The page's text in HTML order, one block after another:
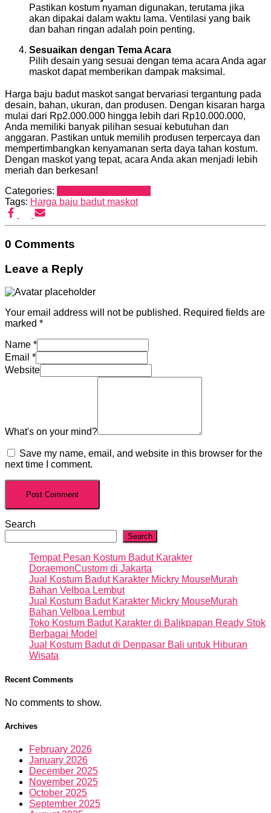
Pastikan kostum nyaman digunakan, terutama jika
akan dipakai dalam waktu lama. Ventilasi yang baik
dan bahan ringan adalah poin penting.
Sesuaikan dengan Tema Acara
Pilih desain yang sesuai dengan tema acara Anda agar
maskot dapat memberikan dampak maksimal.
Harga baju badut maskot sangat bervariasi tergantung pada
desain, bahan, ukuran, dan produsen. Dengan kisaran harga
mulai dari Rp2.000.000 hingga lebih dari Rp10.000.000,
Anda memiliki banyak pilihan sesuai kebutuhan dan
anggaran. Pastikan untuk memilih produsen terpercaya dan
mempertimbangkan kenyamanan serta daya tahan kostum.
Dengan maskot yang tepat, acara Anda akan menjadi lebih
meriah dan berkesan!
Categories:
Tags: Harga baju badut maskot
0 Comments
Leave a Reply
Your email address will not be published. Required fields are
marked *
Name *
Email *
Website
What's on your mind?
Save my name, email, and website in this browser for the
next time I comment.
Search
Search
Tempat Pesan Kostum Badut Karakter
DoraemonCustom di Jakarta
Jual Kostum Badut Karakter Mickry MouseMurah
Bahan Velboa Lembut
Jual Kostum Badut Karakter Mickry MouseMurah
Bahan Velboa Lembut
Toko Kostum Badut Karakter di Balikpapan Ready Stok
Berbagai Model
Jual Kostum Badut di Denpasar Bali untuk Hiburan
Wisata
Recent Comments
No comments to show.
Archives
February 2026
January 2026
December 2025
November 2025
October 2025
September 2025